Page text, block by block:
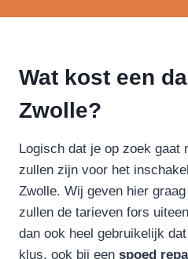
Wat kost een
Zwolle?
Logisch dat je op zoek gaat
zullen zijn voor het
Zwolle. Wij geven hier
zullen de tarieven fors
dan ook heel gebruikelijk
klus, ook bij een spoed